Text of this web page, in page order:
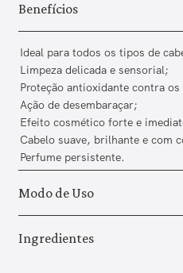
Benefícios
Ideal para todos os tipos de
Limpeza delicada e sensorial;
Proteção antioxidante contra
Ação de desembaraçar;
Efeito cosmético forte e
Cabelo suave, brilhante e com
Perfume persistente.
Modo de Uso
Ingredientes